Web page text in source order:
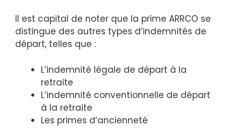
Il est capital de noter que la prime ARRCO se
distingue des autres types d’indemnités de
départ, telles que :
L’indemnité légale de départ à la
retraite
L’indemnité conventionnelle de départ
à la retraite
Les primes d’ancienneté